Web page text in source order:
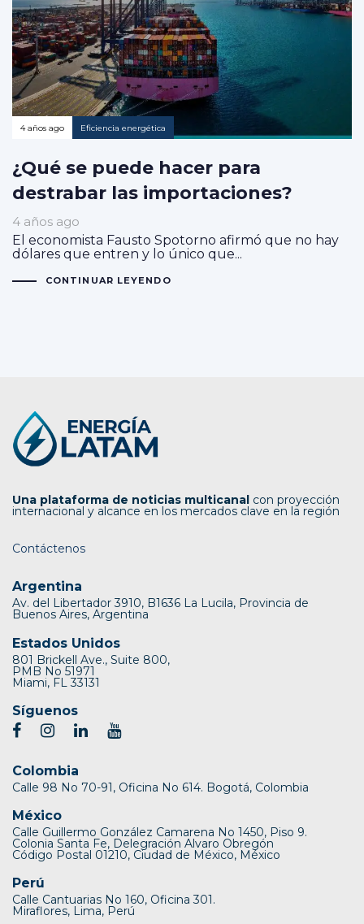
4 años ago Eficiencia energética
¿Qué se puede hacer para
destrabar las importaciones?
4 años ago
El economista Fausto Spotorno afirmó que no hay
dólares que entren y lo único que...
CONTINUAR LEYENDO
Una plataforma de noticias multicanal con proyección
internacional y alcance en los mercados clave en la región
Contáctenos
Argentina
Av. del Libertador 3910, B1636 La Lucila, Provincia de
Buenos Aires, Argentina
Estados Unidos
801 Brickell Ave., Suite 800,
PMB No 51971
Miami, FL 33131
Síguenos
Colombia
Calle 98 No 70-91, Oficina No 614. Bogotá, Colombia
México
Calle Guillermo González Camarena No 1450, Piso 9.
Colonia Santa Fe, Delegración Alvaro Obregón
Código Postal 01210, Ciudad de México, México
Perú
Calle Cantuarias No 160, Oficina 301.
Miraflores, Lima, Perú